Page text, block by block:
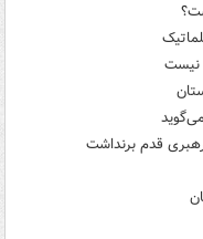
نیست
قدم برنداشت